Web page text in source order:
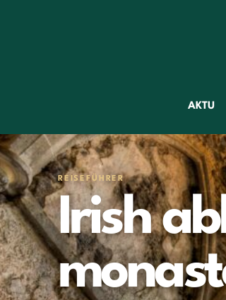
AKTU
REISEFÜHRER
Irish